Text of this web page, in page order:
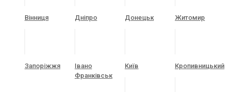
Вінниця Дніпро Донецьк Житомир
Запоріжжя
Івано
Франківськ
Київ Кропивницький